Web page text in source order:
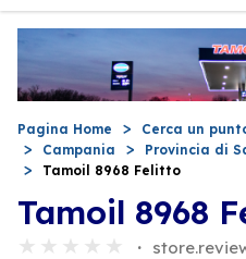
Pagina Home
Cerca un
Campania
Provincia di
Tamoil 8968 Felitto
Tamoil 8968